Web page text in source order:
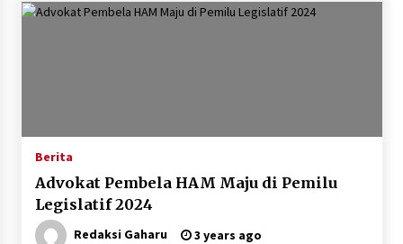
Berita
Advokat Pembela HAM Maju di Pemilu
Legislatif 2024
Redaksi Gaharu 3 years ago